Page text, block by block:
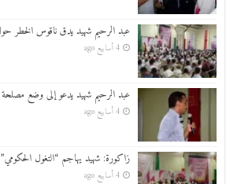
عبد الرحيم شهيد يدق ناقوس الخطر
4 أسابيع ago
عبد الرحيم شهيد يدعو إلى وضع
4 أسابيع ago
زاكورة: شهيد يهاجم “التغول الحكومي”
4 أسابيع ago